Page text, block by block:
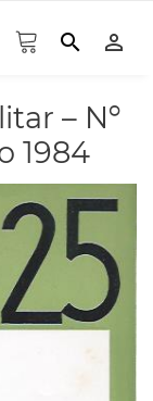
search person_outline
– Nº
1984